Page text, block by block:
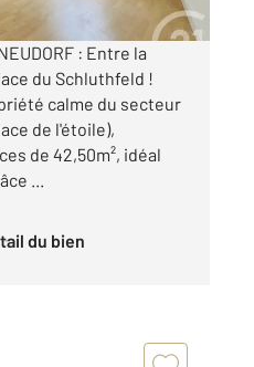
: Entre la
du Schluthfeld !
calme du secteur
de l'étoile),
de 42,50m², idéal
...
du bien